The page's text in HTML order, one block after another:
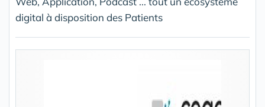
digital à disposition des Patients